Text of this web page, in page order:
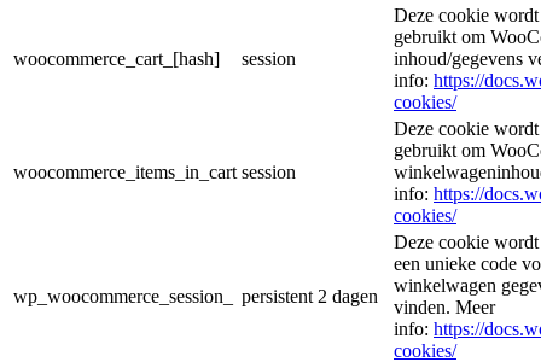
woocommerce_cart_[hash] session
Deze cookie
gebruikt om
inhoud/gegevens
info: https://
cookies/
woocommerce_items_in_cart session
Deze cookie
gebruikt om
info: https://
cookies/
wp_woocommerce_session_ persistent 2 dagen
Deze cookie
een unieke code
winkelwagen
vinden. Meer
info: https://
cookies/